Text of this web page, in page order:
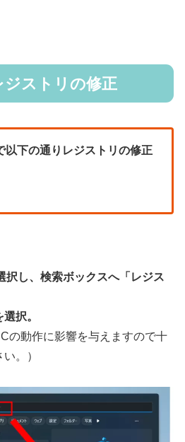
ストリの修正
以下の通りレジストリの修正
択し、検索ボックスへ「レジス
択。
の動作に影響を与えますので十
。）